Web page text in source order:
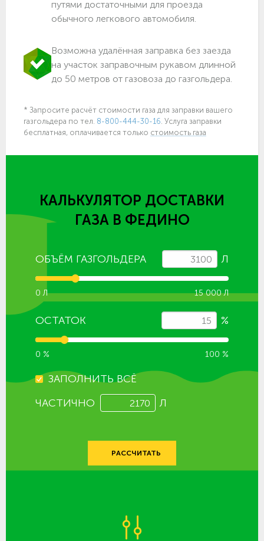
путями достаточными для проезда
обычного легкового автомобиля.
Возможна удалённая заправка без заезда
на участок заправочным рукавом длинной
до 50 метров от газовоза до газгольдера.
* Запросите расчёт стоимости газа для заправки вашего
газгольдера по тел. 8-800-444-30-16. Услуга заправки
бесплатная, оплачивается только стоимость газа
КАЛЬКУЛЯТОР ДОСТАВКИ
ГАЗА В ФЕДИНО
ОБЪЁМ ГАЗГОЛЬДЕРА Л
0 Л 15 000 Л
ОСТАТОК %
0 % 100 %
ЗАПОЛНИТЬ ВСЁ
ЧАСТИЧНО
Л
РАССЧИТАТЬ